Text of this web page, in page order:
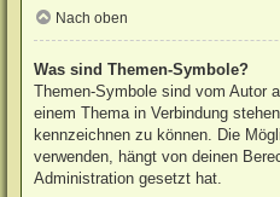
Nach oben
Was sind Themen-Symbole?
Themen-Symbole sind vom Autor
einem Thema in Verbindung
kennzeichnen zu können. Die
verwenden, hängt von deinen
Administration gesetzt hat.